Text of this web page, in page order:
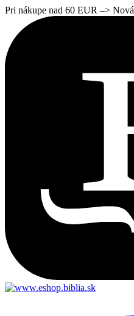
Pri nákupe nad 60 EUR –>